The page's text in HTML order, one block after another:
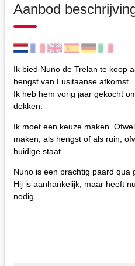
Aanbod
Ik bied Nuno de Trelan te koop
hengst van Lusitaanse afkomst.
Ik heb hem vorig jaar gekocht
dekken.
Ik moet een keuze maken.
maken, als hengst of als ruin,
huidige staat.
Nuno is een prachtig paard qua
Hij is aanhankelijk, maar heeft
nodig.